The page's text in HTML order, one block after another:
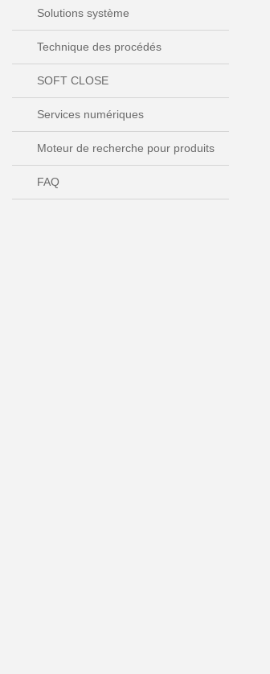
Solutions système
Technique des procédés
SOFT CLOSE
Services numériques
Moteur de recherche pour produits
FAQ